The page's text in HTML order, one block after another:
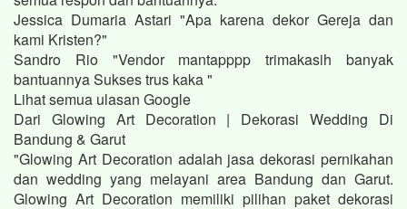
Jessica Dumaria Astari "Apa karena dekor Gereja dan
kami Kristen?"
Sandro Rio "Vendor mantapppp trimakasih banyak
bantuannya Sukses trus kaka "
Lihat semua ulasan Google
Dari Glowing Art Decoration | Dekorasi Wedding Di
Bandung & Garut
"Glowing Art Decoration adalah jasa dekorasi pernikahan
dan wedding yang melayani area Bandung dan Garut.
Glowing Art Decoration memiliki pilihan paket dekorasi